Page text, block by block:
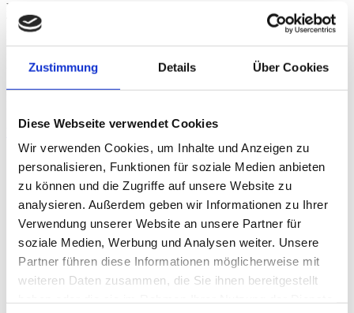
Zustimmung Details Über Cookies
Diese Webseite verwendet Cookies
Wir verwenden Cookies, um Inhalte und Anzeigen zu
personalisieren, Funktionen für soziale Medien anbieten
zu können und die Zugriffe auf unsere Website zu
analysieren. Außerdem geben wir Informationen zu Ihrer
Verwendung unserer Website an unsere Partner für
soziale Medien, Werbung und Analysen weiter. Unsere
Partner führen diese Informationen möglicherweise mit
weiteren Daten zusammen, die Sie ihnen bereitgestellt
LEITUNG
THERAPIE,
FACHLICHE
LEITUNG
PT Holzkirchen
Physiotherapeutin
View
Guido